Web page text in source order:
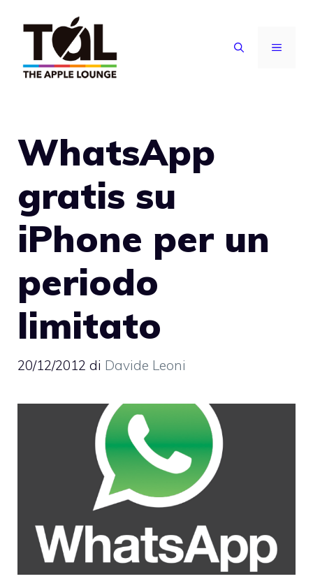
contenuto
MENU
WhatsApp
gratis su
iPhone per un
periodo
limitato
20/12/2012 di Davide Leoni